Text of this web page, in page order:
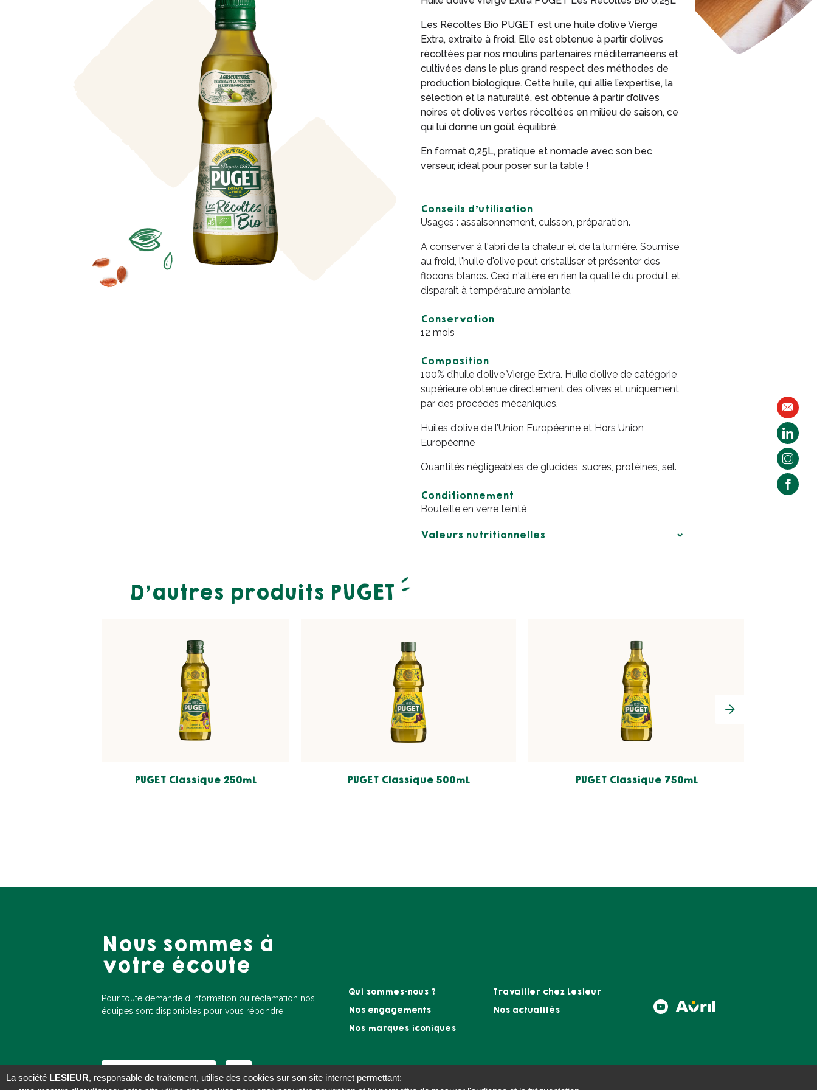
Les Récoltes Bio PUGET est une huile d’olive Vierge
Extra, extraite à froid. Elle est obtenue à partir d’olives
récoltées par nos moulins partenaires méditerranéens et
cultivées dans le plus grand respect des méthodes de
production biologique. Cette huile, qui allie l’expertise, la
sélection et la naturalité, est obtenue à partir d’olives
noires et d’olives vertes récoltées en milieu de saison, ce
qui lui donne un goût équilibré.​
En format 0,25L, pratique et nomade avec son bec
verseur, idéal pour poser sur la table !
Conseils d’utilisation
Usages : assaisonnement, cuisson, préparation.
A conserver à l'abri de la chaleur et de la lumière. Soumise
au froid, l'huile d'olive peut cristalliser et présenter des
flocons blancs. Ceci n'altère en rien la qualité du produit et
disparait à température ambiante.
Conservation
12 mois​
Composition
100% d’huile d’olive Vierge Extra. Huile d’olive de catégorie
supérieure obtenue directement des olives et uniquement
par des procédés mécaniques. ​
Huiles d’olive de l’Union Européenne et Hors Union
Européenne​
Quantités négligeables de glucides, sucres, protéines, sel.
Conditionnement
Bouteille en verre teinté
Valeurs nutritionnelles
D’autres produits PUGET
PUGET Classique 250mL PUGET Classique 500mL PUGET Classique 750mL
Nous sommes à
votre écoute
Pour toute demande d'information ou réclamation nos
équipes sont disponibles pour vous répondre
Contactez-nous
Footer
menu
Qui sommes-nous ?
Nos engagements
Nos marques iconiques
Travailler chez Lesieur
Nos actualités
La société LESIEUR, responsable de traitement, utilise des cookies sur son site internet permettant: